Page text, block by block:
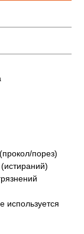
порез)
используется